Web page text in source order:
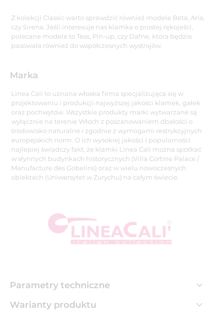
Z kolekcji Classic warto sprawdzić również modele Beta, Aria,
czy Sirena. Jeśli interesuje nas klamka o prostej rękojeści,
polecane modele to Tess, Pin-up, czy Dafne, która będzie
pasowała również do współczesnych wystrojów.
Marka
Linea Cali to uznana włoska firma specjalizująca się w
projektowaniu i produkcji najwyższej jakości klamek, gałek
oraz pochwytów. Wszystkie produkty marki wytwarzane są
wyłącznie na terenie Włoch z poszanowaniem dbałości o
środowisko naturalne i zgodnie z wymogami restrykcyjnych
europejskich norm. O ich wysokiej jakości i popularności
najlepiej świadczy fakt, że klamki Linea Cali można spotkać
w słynnych budynkach historycznych (Villa Cortine Palace /
Manufacture des Gobelins) oraz w wielu nowoczesnych
obiektach (Uniwersytet w Zurychu) na całym świecie.
Parametry techniczne
Warianty produktu